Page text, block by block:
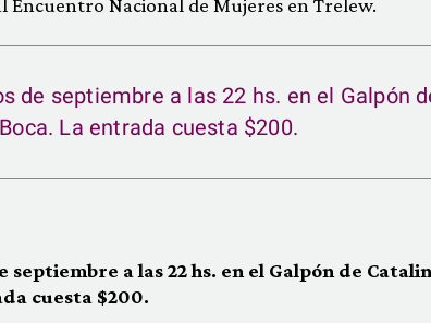
Encuentro Nacional de Mujeres en Trelew.
de septiembre a las 22 hs. en el Galpón
La entrada cuesta $200.
a las 22 hs. en el Galpón de
cuesta $200.